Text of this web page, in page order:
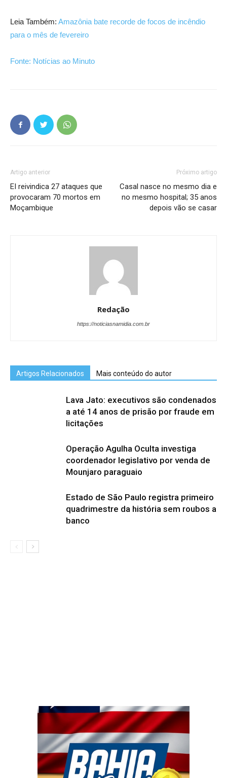
Leia Também: Amazônia bate recorde de focos de incêndio
para o mês de fevereiro
Fonte: Notícias ao Minuto
Artigo anterior
EI reivindica 27 ataques que
provocaram 70 mortos em
Moçambique
Próximo artigo
Casal nasce no mesmo dia e
no mesmo hospital; 35 anos
depois vão se casar
Redação
https://noticiasnamidia.com.br
Artigos Relacionados Mais conteúdo do autor
Lava Jato: executivos são condenados
a até 14 anos de prisão por fraude em
licitações
Operação Agulha Oculta investiga
coordenador legislativo por venda de
Mounjaro paraguaio
Estado de São Paulo registra primeiro
quadrimestre da história sem roubos a
banco